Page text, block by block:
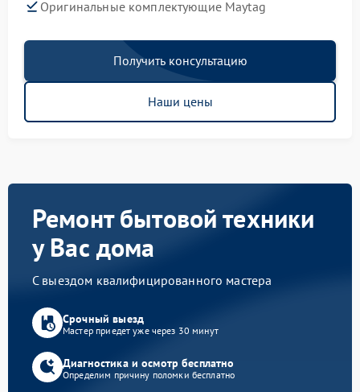
Оригинальные комплектующие Maytag
Получить консультацию
Наши цены
Ремонт бытовой техники
у Вас дома
С выездом квалифицированного мастера
Срочный выезд
Мастер приедет уже через 30 минут
Диагностика и осмотр бесплатно
Определим причину поломки бесплатно